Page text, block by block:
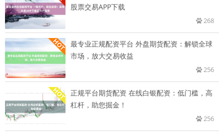
股票交易APP下载
268
最专业正规配资平台 外盘期货配资：解锁全球
市场，放大交易收益
256
正规平台期货配资 在线白银配资：低门槛，高
杠杆，助您掘金！
256